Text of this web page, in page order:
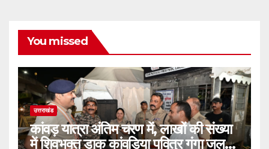
You missed
उत्तराखंड
कांवड़ यात्रा अंतिम चरण में, लाखों की संख्या
में शिवभक्त डाक कांवड़िया पवित्र गंगा जल